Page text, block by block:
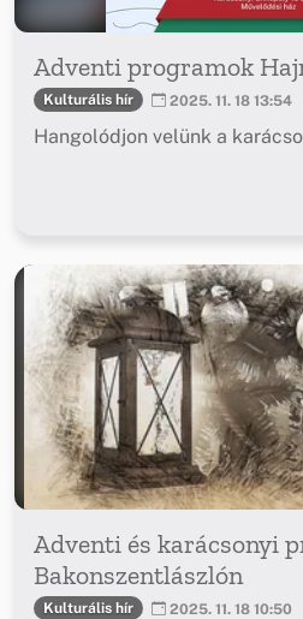
Adventi programok
Kulturális hír 2025. 11. 18 13:54
Hangolódjon velünk a
Adventi és karácsonyi
Bakonszentlászlón
Kulturális hír 2025. 11. 18 10:50